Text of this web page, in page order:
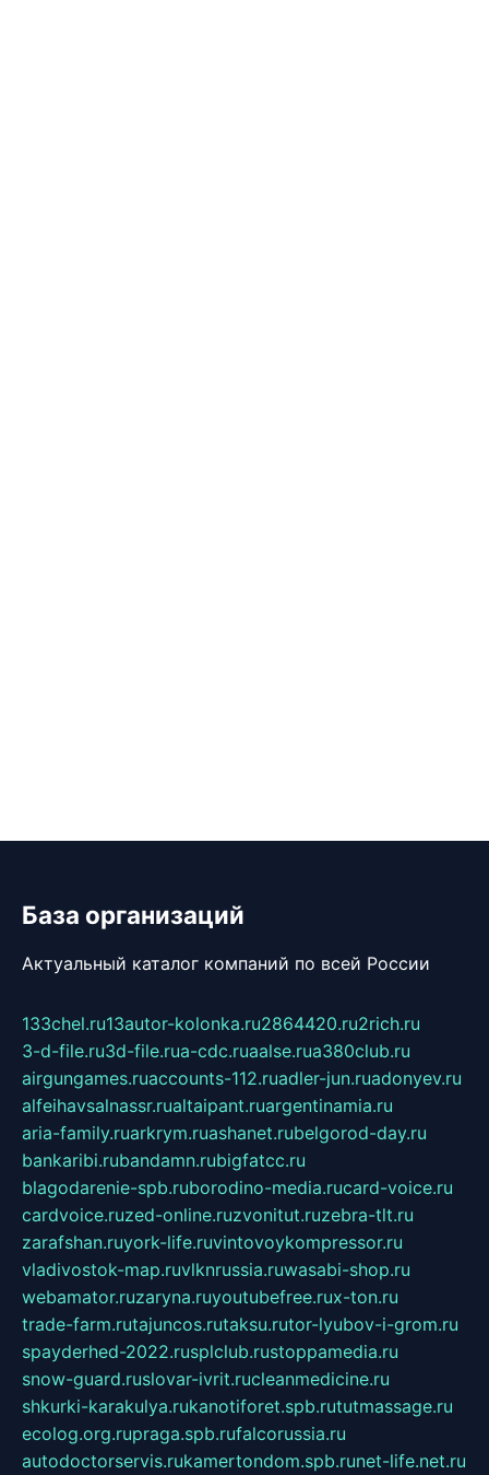
База организаций
Актуальный каталог компаний по всей России
133chel.ru13autor-kolonka.ru2864420.ru2rich.ru
3-d-file.ru3d-file.rua-cdc.ruaalse.rua380club.ru
airgungames.ruaccounts-112.ruadler-jun.ruadonyev.ru
alfeihavsalnassr.rualtaipant.ruargentinamia.ru
aria-family.ruarkrym.ruashanet.rubelgorod-day.ru
bankaribi.rubandamn.rubigfatcc.ru
blagodarenie-spb.ruborodino-media.rucard-voice.ru
cardvoice.ruzed-online.ruzvonitut.ruzebra-tlt.ru
zarafshan.ruyork-life.ruvintovoykompressor.ru
vladivostok-map.ruvlknrussia.ruwasabi-shop.ru
webamator.ruzaryna.ruyoutubefree.rux-ton.ru
trade-farm.rutajuncos.rutaksu.rutor-lyubov-i-grom.ru
spayderhed-2022.rusplclub.rustoppamedia.ru
snow-guard.ruslovar-ivrit.rucleanmedicine.ru
shkurki-karakulya.rukanotiforet.spb.rututmassage.ru
ecolog.org.rupraga.spb.rufalcorussia.ru
autodoctorservis.rukamertondom.spb.runet-life.net.ru